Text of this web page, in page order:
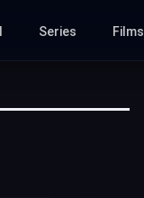
Series Films